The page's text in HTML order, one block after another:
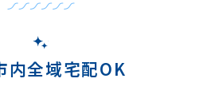
内全域宅配OK